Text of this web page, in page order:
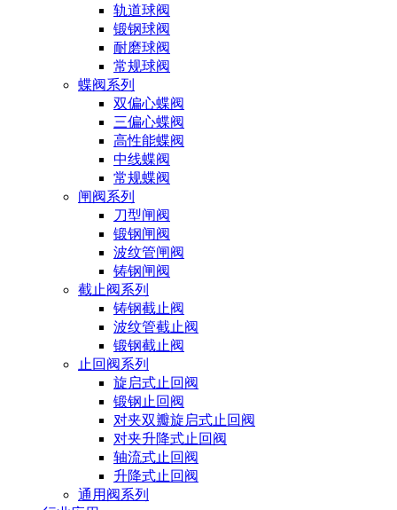
轨道球阀
锻钢球阀
耐磨球阀
常规球阀
蝶阀系列
双偏心蝶阀
三偏心蝶阀
高性能蝶阀
中线蝶阀
常规蝶阀
闸阀系列
刀型闸阀
锻钢闸阀
波纹管闸阀
铸钢闸阀
截止阀系列
铸钢截止阀
波纹管截止阀
锻钢截止阀
止回阀系列
旋启式止回阀
锻钢止回阀
对夹双瓣旋启式止回阀
对夹升降式止回阀
轴流式止回阀
升降式止回阀
通用阀系列